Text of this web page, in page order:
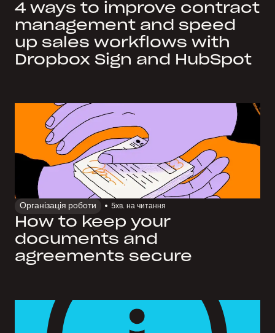
4 ways to improve contract
management and speed
up sales workflows with
Dropbox Sign and HubSpot
Організація роботи 5хв. на читання
How to keep your
documents and
agreements secure